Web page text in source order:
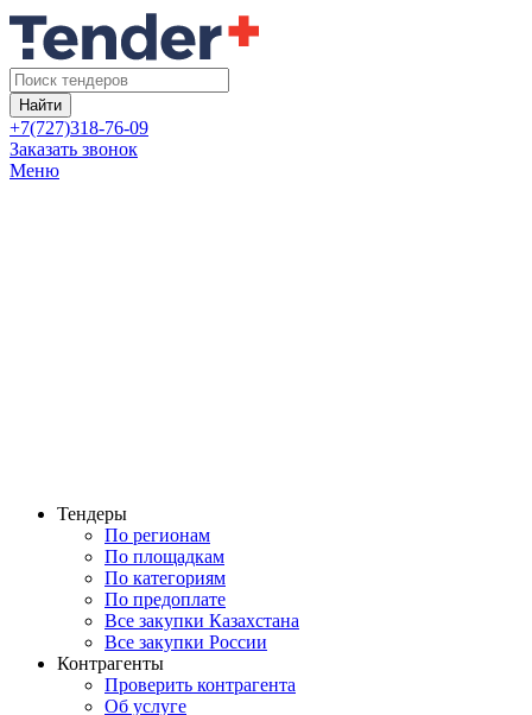
Найти
+7(727)318-76-09
Заказать звонок
Меню
Тендеры
По регионам
По площадкам
По категориям
По предоплате
Все закупки Казахстана
Все закупки России
Контрагенты
Проверить контрагента
Об услуге